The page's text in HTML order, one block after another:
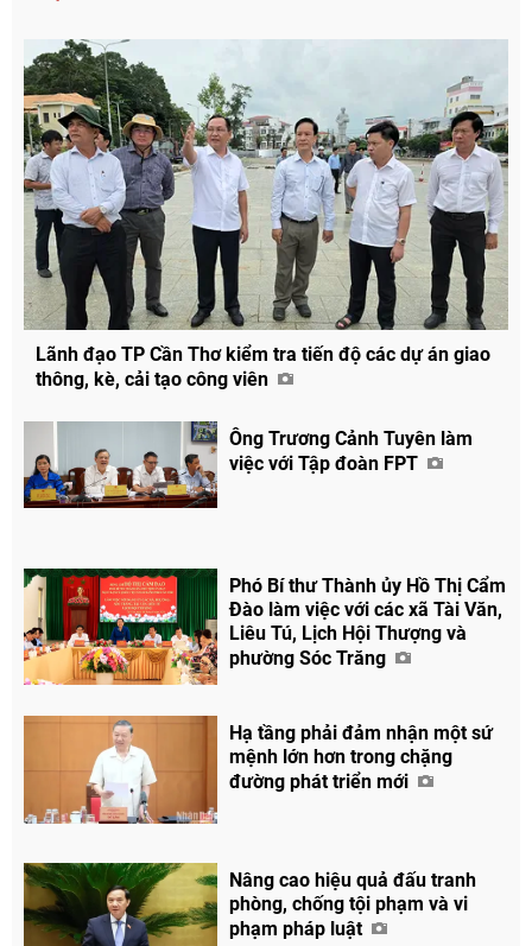
Chia sẻ
Facebook
Lãnh đạo TP Cần Thơ kiểm tra tiến độ các dự án giao
thông, kè, cải tạo công viên
Ông Trương Cảnh Tuyên làm
việc với Tập đoàn FPT
Phó Bí thư Thành ủy Hồ Thị Cẩm
Đào làm việc với các xã Tài Văn,
Liêu Tú, Lịch Hội Thượng và
phường Sóc Trăng
Hạ tầng phải đảm nhận một sứ
mệnh lớn hơn trong chặng
đường phát triển mới
Nâng cao hiệu quả đấu tranh
phòng, chống tội phạm và vi
phạm pháp luật